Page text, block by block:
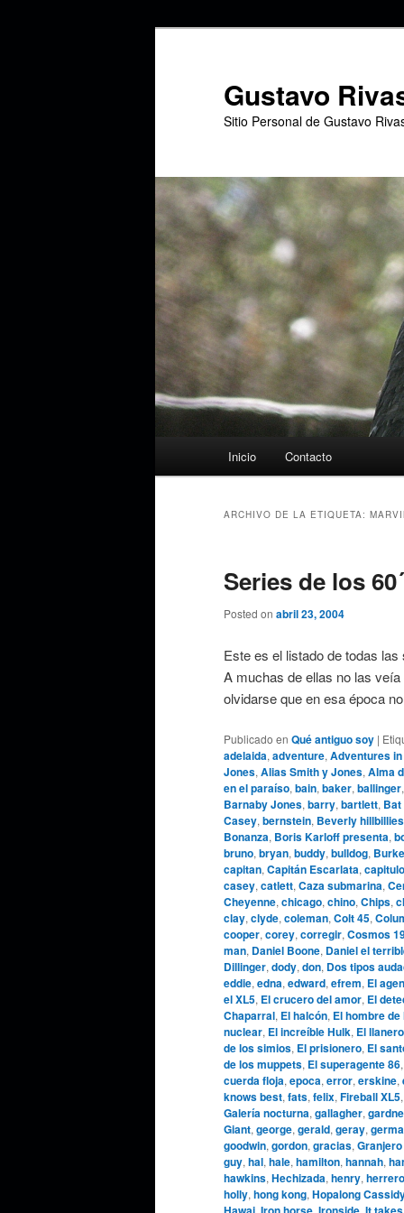
Gustavo
Sitio Personal de Gustavo
Inicio Contacto
ARCHIVO DE LA ETIQUETA:
Series de los
Posted on abril 23, 2004
Este es el listado de todas
A muchas de ellas no las
olvidarse que en esa época
Publicado en Qué antiguo soy |
adelaida, adventure, Adventures
Jones, Alias Smith y Jones, Alma
en el paraíso, bain, baker, ballinger,
Barnaby Jones, barry, bartlett,
Casey, bernstein, Beverly hillbillies
Bonanza, Boris Karloff presenta,
bruno, bryan, buddy, bulldog,
capitan, Capitán Escarlata, capitulo
casey, catlett, Caza submarina,
Cheyenne, chicago, chino, Chips,
clay, clyde, coleman, Colt 45,
cooper, corey, corregir, Cosmos
man, Daniel Boone, Daniel el
Dillinger, dody, don, Dos tipos
eddie, edna, edward, efrem, El
el XL5, El crucero del amor, El
Chaparral, El halcón, El hombre
nuclear, El increíble Hulk, El
de los simios, El prisionero, El
de los muppets, El superagente 86,
cuerda floja, epoca, error, erskine,
knows best, fats, felix, Fireball XL5,
Galería nocturna, gallagher,
Giant, george, gerald, geray,
goodwin, gordon, gracias,
guy, hal, hale, hamilton, hannah,
hawkins, Hechizada, henry, herrero
holly, hong kong, Hopalong
, , ,